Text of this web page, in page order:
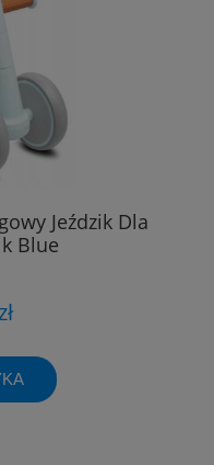
Jeździk Dla
Blue